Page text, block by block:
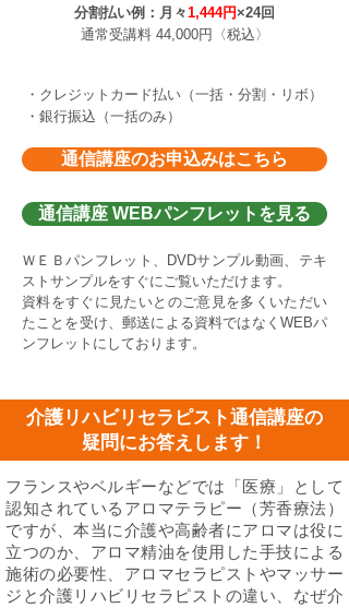
​分割払い例：月々1,444円×24回
通常受講料 44,000円〈税込〉
​・クレジットカード払い（一括・分割・リボ）
​・銀行振込（一括のみ）
通信講座のお申込みはこちら
通信講座 WEBパンフレットを見る
ＷＥＢパンフレット、DVDサンプル動画、テキ
ストサンプルをすぐにご覧いただけます。
資料をすぐに見たいとのご意見を多くいただい
たことを受け、郵送による資料ではなくWEBパ
ンフレットにしております。
介護リハビリセラピスト通信講座の
疑問にお答えします！
フランスやベルギーなどでは「医療」として
認知されているアロマテラピー（芳香療法）
ですが、本当に介護や高齢者にアロマは役に
立つのか、アロマ精油を使用した手技による
施術の必要性、アロマセラピストやマッサー
ジと介護リハビリセラピストの違い、なぜ介